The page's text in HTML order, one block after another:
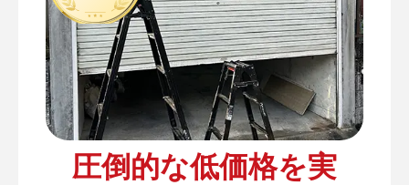
圧倒的な低価格を実